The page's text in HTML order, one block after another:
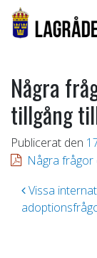
Några
tillgång
Publicerat den
Några frågor
Vissa